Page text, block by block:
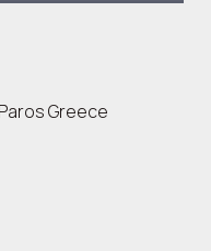
Greece